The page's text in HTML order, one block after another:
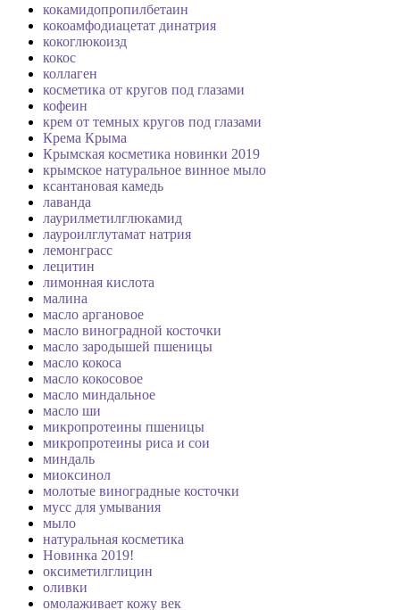
кокамидопропилбетаин
кокоамфодиацетат динатрия
кокоглюкоизд
кокос
коллаген
косметика от кругов под глазами
кофеин
крем от темных кругов под глазами
Крема Крыма
Крымская косметика новинки 2019
крымское натуральное винное мыло
ксантановая камедь
лаванда
лаурилметилглюкамид
лауроилглутамат натрия
лемонграсс
лецитин
лимонная кислота
малина
масло аргановое
масло виноградной косточки
масло зародышей пшеницы
масло кокоса
масло кокосовое
масло миндальное
масло ши
микропротеины пшеницы
микропротеины риса и сои
миндаль
миоксинол
молотые виноградные косточки
мусс для умывания
мыло
натуральная косметика
Новинка 2019!
оксиметилглицин
оливки
омолаживает кожу век